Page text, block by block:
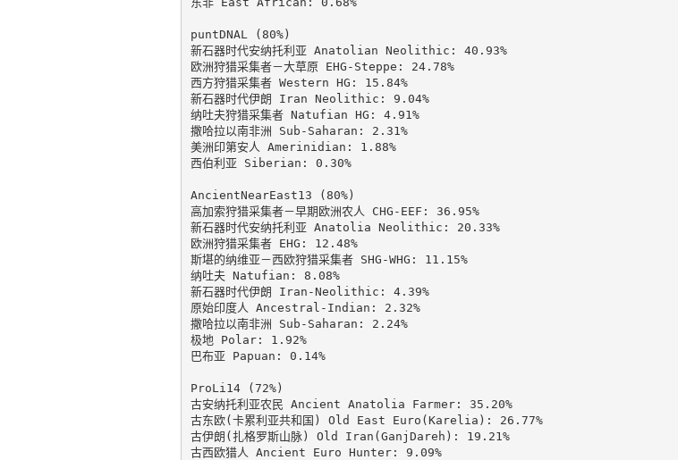
puntDNAL (80%)
新石器时代安纳托利亚 Anatolian Neolithic: 40.93%
欧洲狩猎采集者－大草原 EHG-Steppe: 24.78%
西方狩猎采集者 Western HG: 15.84%
新石器时代伊朗 Iran Neolithic: 9.04%
纳吐夫狩猎采集者 Natufian HG: 4.91%
撒哈拉以南非洲 Sub-Saharan: 2.31%
美洲印第安人 Amerinidian: 1.88%
西伯利亚 Siberian: 0.30%
AncientNearEast13 (80%)
高加索狩猎采集者－早期欧洲农人 CHG-EEF: 36.95%
新石器时代安纳托利亚 Anatolia Neolithic: 20.33%
欧洲狩猎采集者 EHG: 12.48%
斯堪的纳维亚－西欧狩猎采集者 SHG-WHG: 11.15%
纳吐夫 Natufian: 8.08%
新石器时代伊朗 Iran-Neolithic: 4.39%
原始印度人 Ancestral-Indian: 2.32%
撒哈拉以南非洲 Sub-Saharan: 2.24%
极地 Polar: 1.92%
巴布亚 Papuan: 0.14%
ProLi14 (72%)
古安纳托利亚农民 Ancient Anatolia Farmer: 35.20%
古东欧(卡累利亚共和国) Old East Euro(Karelia): 26.77%
古伊朗(扎格罗斯山脉) Old Iran(GanjDareh): 19.21%
古西欧猎人 Ancient Euro Hunter: 9.09%